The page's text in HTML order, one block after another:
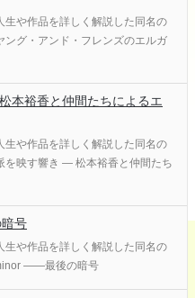
や作品を詳しく解説した同名の
グ・アンド・フレンズのエルガ
本裕香と仲間たちによるエ
や作品を詳しく解説した同名の
を映す響き ― 松本裕香と仲間たち
号
や作品を詳しく解説した同名の
――最後の暗号